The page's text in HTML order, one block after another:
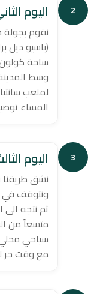
2 اليوم
نقوم
(باسيو ديل
ساحة
وسط
لملعب
المساء
3 اليوم
نشق طريقنا
ونتوقف في
ثم نتجه
متسعاً من
سياحي محلي
مع وقت حر